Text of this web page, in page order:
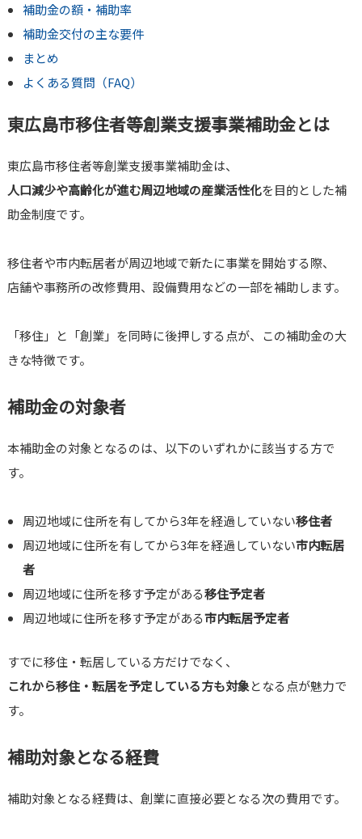
補助金の額・補助率
補助金交付の主な要件
まとめ
よくある質問（FAQ）
東広島市移住者等創業支援事業補助金とは
東広島市移住者等創業支援事業補助金は、
人口減少や高齢化が進む周辺地域の産業活性化を目的とした補
助金制度です。
移住者や市内転居者が周辺地域で新たに事業を開始する際、
店舗や事務所の改修費用、設備費用などの一部を補助します。
「移住」と「創業」を同時に後押しする点が、この補助金の大
きな特徴です。
補助金の対象者
本補助金の対象となるのは、以下のいずれかに該当する方で
す。
周辺地域に住所を有してから3年を経過していない移住者
周辺地域に住所を有してから3年を経過していない市内転居
者
周辺地域に住所を移す予定がある移住予定者
周辺地域に住所を移す予定がある市内転居予定者
すでに移住・転居している方だけでなく、
これから移住・転居を予定している方も対象となる点が魅力で
す。
補助対象となる経費
補助対象となる経費は、創業に直接必要となる次の費用です。